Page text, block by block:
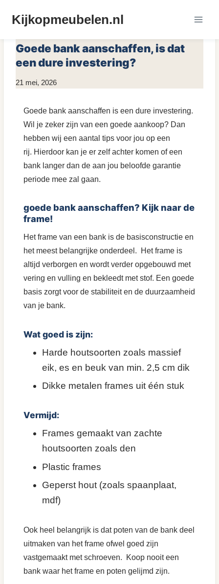
naarKijkopmeubelen.nl
Goede bank aanschaffen, is dat
een dure investering?
Door
21 mei, 2026
Goede bank aanschaffen is een dure investering.
Wil je zeker zijn van een goede aankoop? Dan
hebben wij een aantal tips voor jou op een
rij. Hierdoor kan je er zelf achter komen of een
bank langer dan de aan jou beloofde garantie
periode mee zal gaan.
goede bank aanschaffen? Kijk naar de
frame!
Het frame van een bank is de basisconstructie en
het meest belangrijke onderdeel. Het frame is
altijd verborgen en wordt verder opgebouwd met
vering en vulling en bekleedt met stof. Een goede
basis zorgt voor de stabiliteit en de duurzaamheid
van je bank.
Wat goed is zijn:
Harde houtsoorten zoals massief
eik, es en beuk van min. 2,5 cm dik
Dikke metalen frames uit één stuk
Vermijd:
Frames gemaakt van zachte
houtsoorten zoals den
Plastic frames
Geperst hout (zoals spaanplaat,
mdf)
Ook heel belangrijk is dat poten van de bank deel
uitmaken van het frame ofwel goed zijn
vastgemaakt met schroeven. Koop nooit een
bank waar het frame en poten gelijmd zijn.